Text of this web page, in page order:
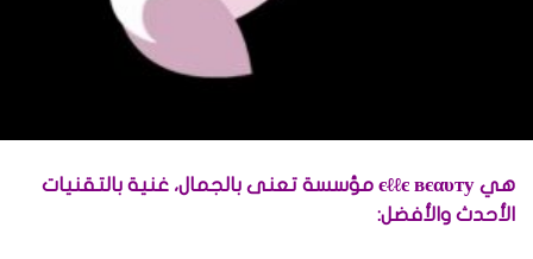
هي єℓℓє вєαυту مؤسسة تعنى بالجمال، غنية بالتقنيات
الأحدث والأفضل: